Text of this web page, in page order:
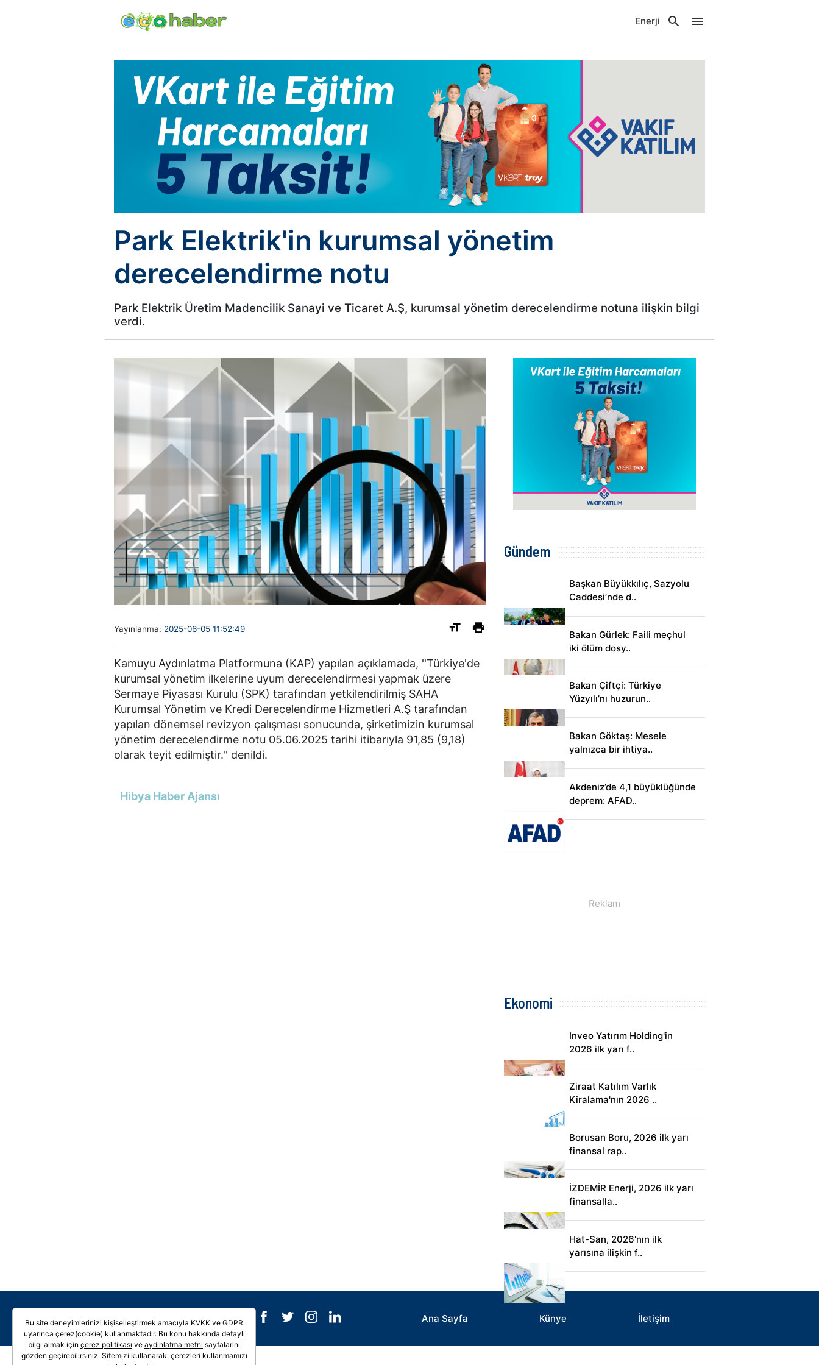
Enerji
Park Elektrik'in kurumsal yönetim
derecelendirme notu
Park Elektrik Üretim Madencilik Sanayi ve Ticaret A.Ş, kurumsal yönetim derecelendirme notuna ilişkin bilgi
verdi.
Yayınlanma: 2025-06-05 11:52:49
Kamuyu Aydınlatma Platformuna (KAP) yapılan açıklamada, ''Türkiye'de
kurumsal yönetim ilkelerine uyum derecelendirmesi yapmak üzere
Sermaye Piyasası Kurulu (SPK) tarafından yetkilendirilmiş SAHA
Kurumsal Yönetim ve Kredi Derecelendirme Hizmetleri A.Ş tarafından
yapılan dönemsel revizyon çalışması sonucunda, şirketimizin kurumsal
yönetim derecelendirme notu 05.06.2025 tarihi itibarıyla 91,85 (9,18)
olarak teyit edilmiştir.'' denildi.
Hibya Haber Ajansı
Gündem
Başkan Büyükkılıç, Sazyolu
Caddesi’nde d..
Bakan Gürlek: Faili meçhul
iki ölüm dosy..
Bakan Çiftçi: Türkiye
Yüzyılı’nı huzurun..
Bakan Göktaş: Mesele
yalnızca bir ihtiya..
Akdeniz’de 4,1 büyüklüğünde
deprem: AFAD..
Ekonomi
Inveo Yatırım Holding'in
2026 ilk yarı f..
Ziraat Katılım Varlık
Kiralama'nın 2026 ..
Borusan Boru, 2026 ilk yarı
finansal rap..
İZDEMİR Enerji, 2026 ilk yarı
finansalla..
Hat-San, 2026'nın ilk
yarısına ilişkin f..
Galeri Video Ana Sayfa Künye İletişim
Bu site deneyimlerinizi kişiselleştirmek amacıyla KVKK ve GDPR
uyarınca çerez(cookie) kullanmaktadır. Bu konu hakkında detaylı
bilgi almak için çerez politikası ve aydınlatma metni sayfalarını
gözden geçirebilirsiniz. Sitemizi kullanarak, çerezleri kullanmamızı